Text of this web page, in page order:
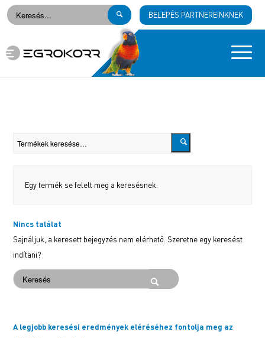
BELEPÉS PARTNEREINKNEK
Egy termék se felelt meg a keresésnek.
Nincs találat
Sajnáljuk, a keresett bejegyzés nem elérhető. Szeretne egy keresést
indítani?
A legjobb keresési eredmények eléréséhez fontolja meg az